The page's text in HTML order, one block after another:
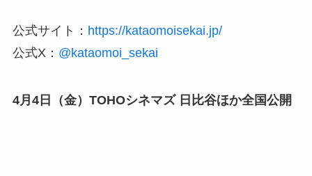
公式サイト： https://kataomoisekai.jp/
公式X： @kataomoi_sekai
4月4日（金）TOHOシネマズ 日比谷ほか全国公開